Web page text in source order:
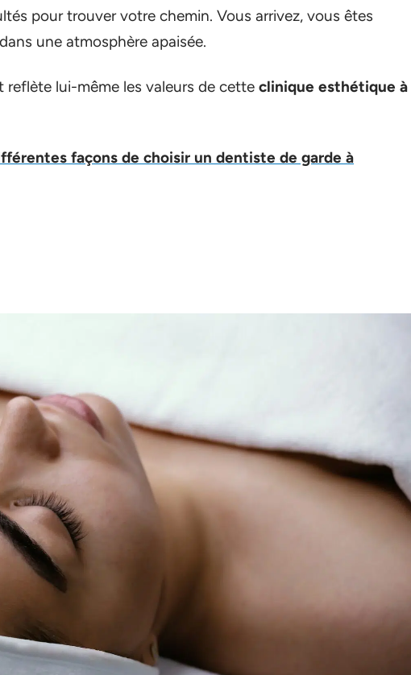
pour trouver votre chemin. Vous arrivez, vous êtes
une atmosphère apaisée.
reflète lui-même les valeurs de cette clinique esthétique à
façons de choisir un dentiste de garde à